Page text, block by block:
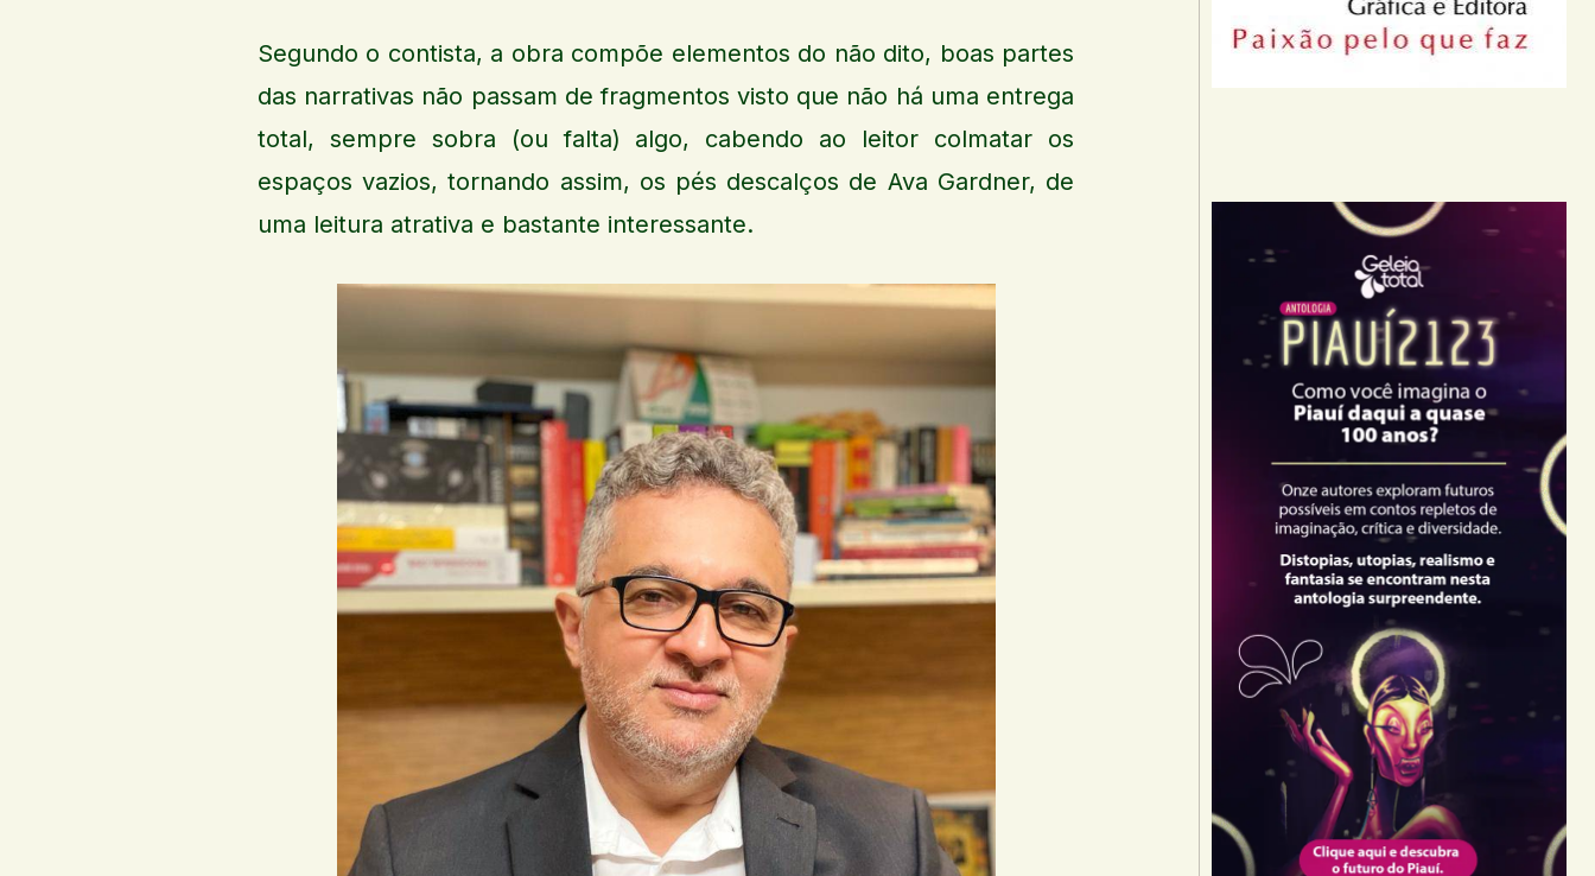
Segundo o contista, a obra compõe elementos do não dito, boas partes
das narrativas não passam de fragmentos visto que não há uma entrega
total, sempre sobra (ou falta) algo, cabendo ao leitor colmatar os
espaços vazios, tornando assim, os pés descalços de Ava Gardner, de
uma leitura atrativa e bastante interessante.